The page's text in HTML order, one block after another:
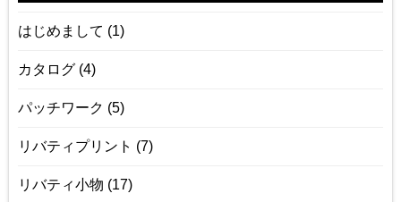
はじめまして (1)
カタログ (4)
パッチワーク (5)
リバティプリント (7)
リバティ小物 (17)